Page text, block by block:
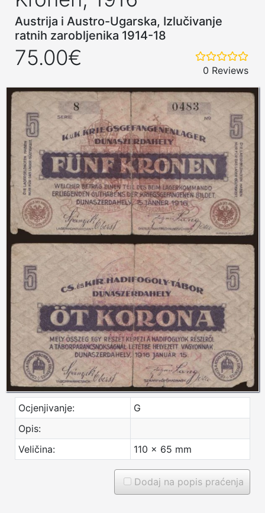
Austrija i Austro-Ugarska, Izlučivanje
ratnih zarobljenika 1914-18
75.00€
0 Reviews
Ocjenjivanje:
G
Opis:
Veličina:
110 x 65 mm
Dodaj na popis praćenja